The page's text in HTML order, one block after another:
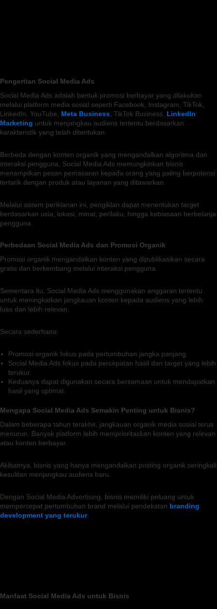
Pengertian Social Media Ads
Social Media Ads adalah bentuk promosi berbayar yang dilakukan
melalui platform media sosial seperti Facebook, Instagram, TikTok,
LinkedIn, YouTube, Meta Business , TikTok Business, LinkedIn
Marketing untuk menjangkau audiens tertentu berdasarkan
karakteristik yang telah ditentukan.
Berbeda dengan konten organik yang mengandalkan algoritma dan
interaksi pengguna, Social Media Ads memungkinkan bisnis
menampilkan pesan pemasaran kepada orang yang paling berpotensi
tertarik dengan produk atau layanan yang ditawarkan.
Melalui sistem periklanan ini, pengiklan dapat menentukan target
berdasarkan usia, lokasi, minat, perilaku, hingga kebiasaan berbelanja
pengguna.
Perbedaan Social Media Ads dan Promosi Organik
Promosi organik mengandalkan konten yang dipublikasikan secara
gratis dan berkembang melalui interaksi pengguna.
Sementara itu, Social Media Ads menggunakan anggaran tertentu
untuk meningkatkan jangkauan konten kepada audiens yang lebih
luas dan lebih relevan.
Secara sederhana:
Promosi organik fokus pada pertumbuhan jangka panjang.
Social Media Ads fokus pada percepatan hasil dan target yang lebih
terukur.
Keduanya dapat digunakan secara bersamaan untuk mendapatkan
hasil yang optimal.
Mengapa Social Media Ads Semakin Penting untuk Bisnis?
Dalam beberapa tahun terakhir, jangkauan organik media sosial terus
menurun. Banyak platform lebih memprioritaskan konten yang relevan
atau konten berbayar.
Akibatnya, bisnis yang hanya mengandalkan posting organik seringkali
kesulitan menjangkau audiens baru.
Dengan Social Media Advertising, bisnis memiliki peluang untuk
mempercepat pertumbuhan brand melalui pendekatan branding
development yang terukur.
Manfaat Social Media Ads untuk Bisnis